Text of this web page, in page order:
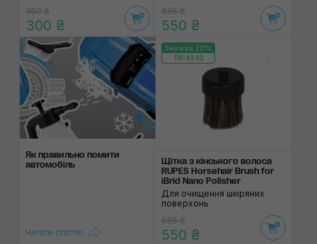
350 ₴
300 ₴
685 ₴
550 ₴
Як правильно помити
автомобіль
Читати статтю
Знижка 20%
191:43:42
Щітка з кінського волоса
RUPES Horsehair Brush for
iBrid Nano Polisher
Для очищення шкіряних
поверхонь
685 ₴
550 ₴